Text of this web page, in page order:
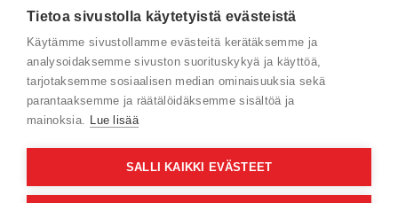
AINEISTOPANKKI
Ota yhteyttä
Tietoa sivustolla käytetyistä evästeistä
Käytämme sivustollamme evästeitä kerätäksemme ja
analysoidaksemme sivuston suorituskykyä ja käyttöä,
tarjotaksemme sosiaalisen median ominaisuuksia sekä
parantaaksemme ja räätälöidäksemme sisältöä ja
mainoksia. Lue lisää
SALLI KAIKKI EVÄSTEET